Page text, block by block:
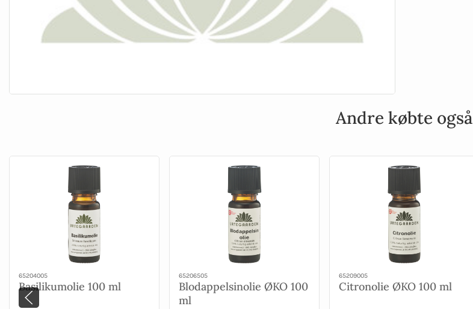
Andre købte også
65204005
Basilikumolie 100 ml
65206505
Blodappelsinolie ØKO 100
ml
65209005
Citronolie ØKO 100 ml